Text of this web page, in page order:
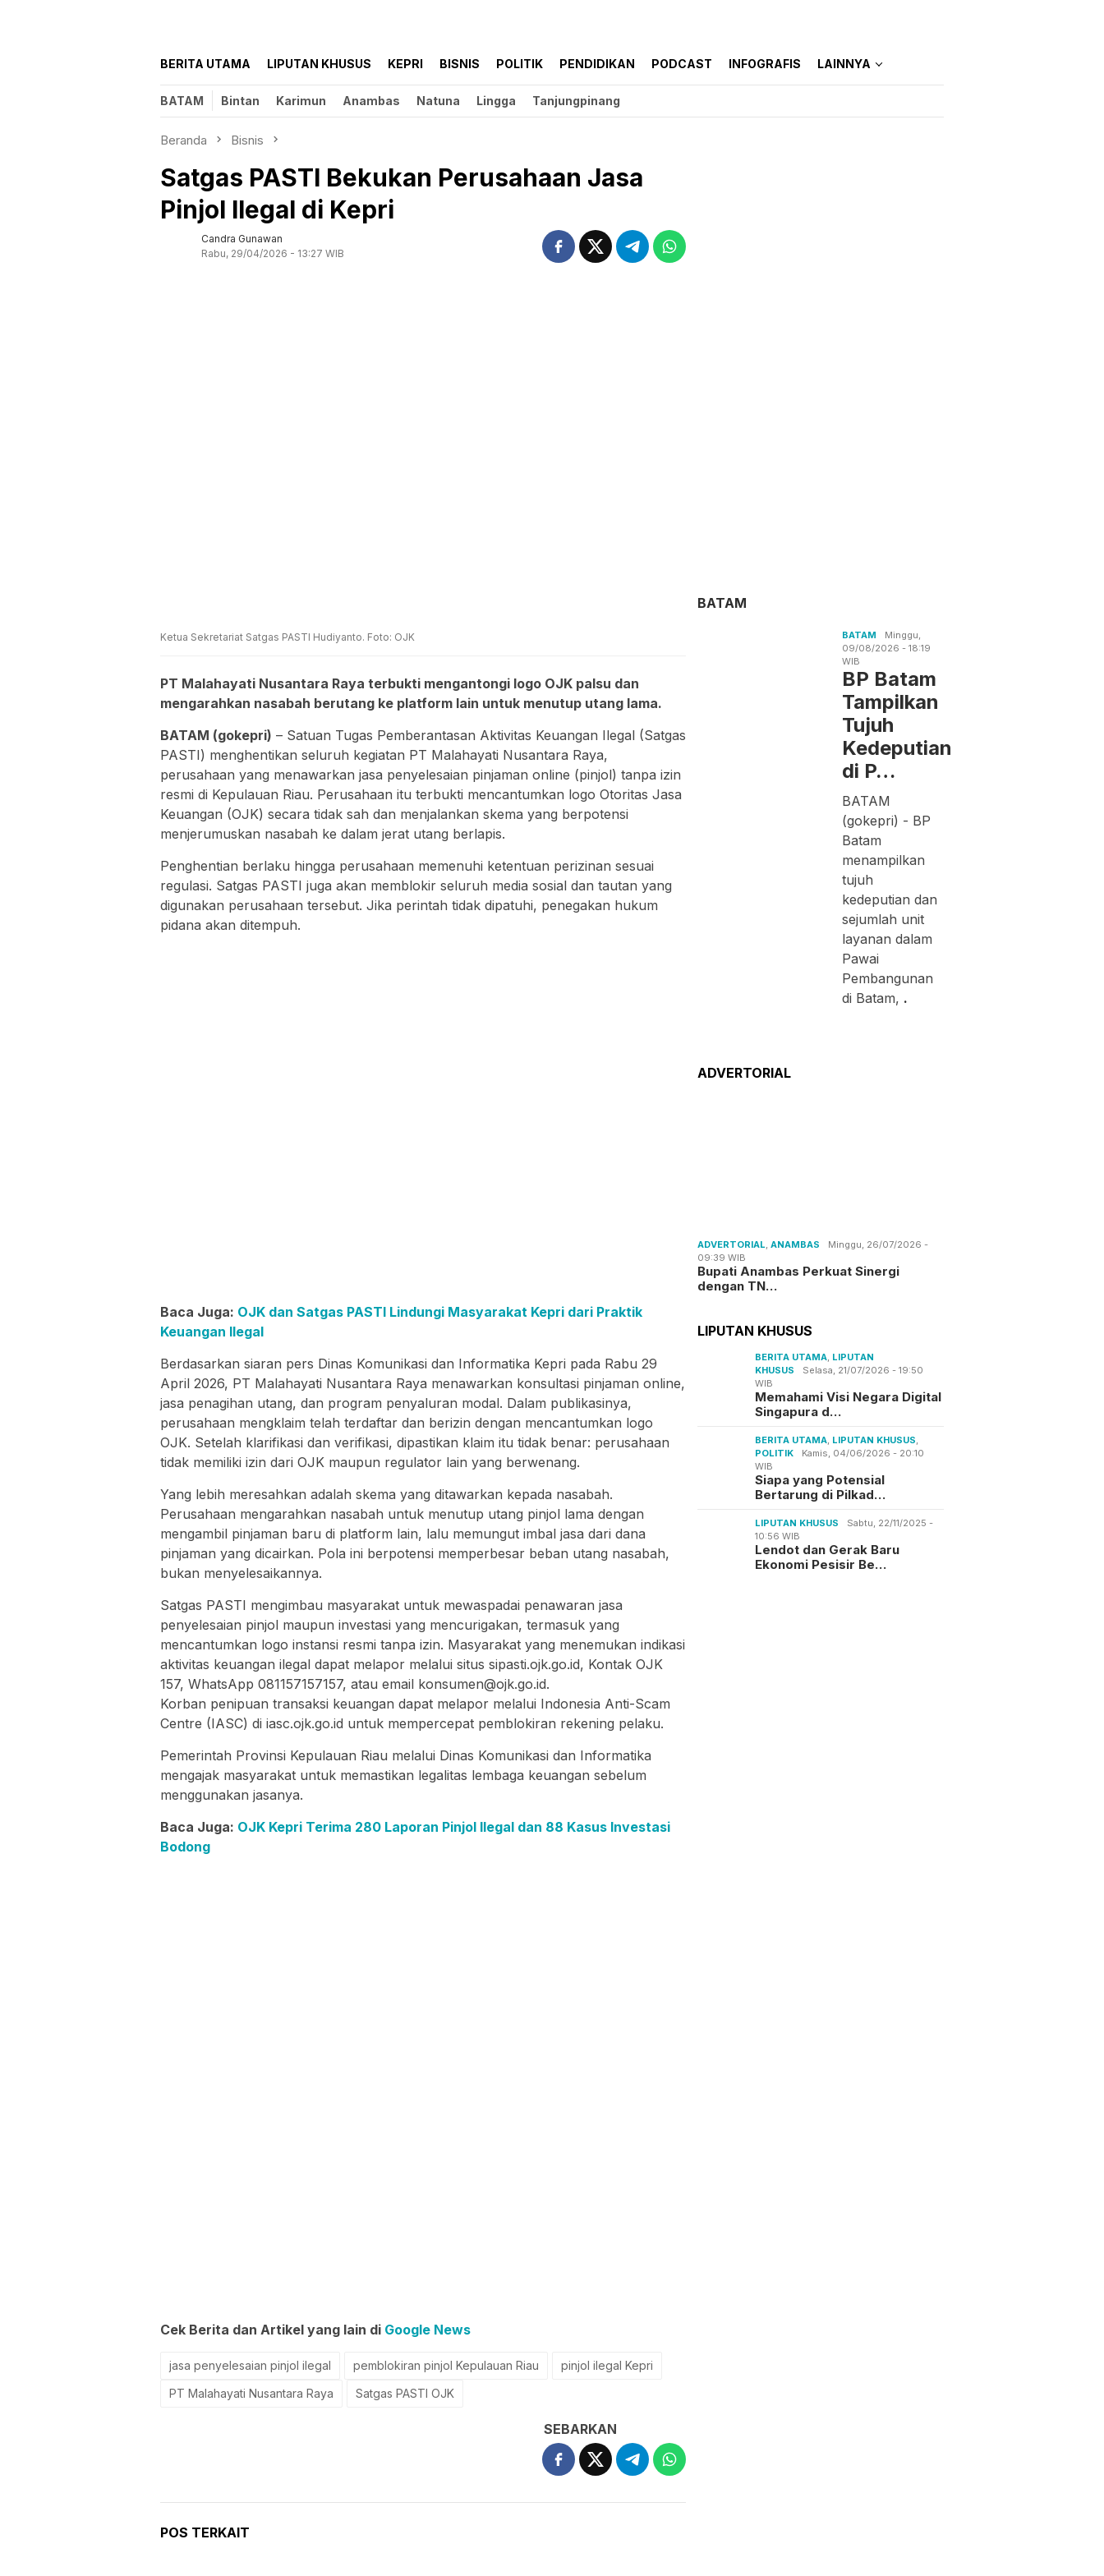
BERITA UTAMA LIPUTAN KHUSUS KEPRI BISNIS POLITIK PENDIDIKAN PODCAST INFOGRAFIS LAINNYA
BATAM Bintan Karimun Anambas Natuna Lingga Tanjungpinang
Beranda Bisnis
Satgas PASTI Bekukan Perusahaan Jasa
Pinjol Ilegal di Kepri
Candra Gunawan
Rabu, 29/04/2026 - 13:27 WIB
Ketua Sekretariat Satgas PASTI Hudiyanto. Foto: OJK
PT Malahayati Nusantara Raya terbukti mengantongi logo OJK palsu dan
mengarahkan nasabah berutang ke platform lain untuk menutup utang lama.
BATAM (gokepri) – Satuan Tugas Pemberantasan Aktivitas Keuangan Ilegal (Satgas
PASTI) menghentikan seluruh kegiatan PT Malahayati Nusantara Raya,
perusahaan yang menawarkan jasa penyelesaian pinjaman online (pinjol) tanpa izin
resmi di Kepulauan Riau. Perusahaan itu terbukti mencantumkan logo Otoritas Jasa
Keuangan (OJK) secara tidak sah dan menjalankan skema yang berpotensi
menjerumuskan nasabah ke dalam jerat utang berlapis.
Penghentian berlaku hingga perusahaan memenuhi ketentuan perizinan sesuai
regulasi. Satgas PASTI juga akan memblokir seluruh media sosial dan tautan yang
digunakan perusahaan tersebut. Jika perintah tidak dipatuhi, penegakan hukum
pidana akan ditempuh.
Baca Juga: OJK dan Satgas PASTI Lindungi Masyarakat Kepri dari Praktik
Keuangan Ilegal
Berdasarkan siaran pers Dinas Komunikasi dan Informatika Kepri pada Rabu 29
April 2026, PT Malahayati Nusantara Raya menawarkan konsultasi pinjaman online,
jasa penagihan utang, dan program penyaluran modal. Dalam publikasinya,
perusahaan mengklaim telah terdaftar dan berizin dengan mencantumkan logo
OJK. Setelah klarifikasi dan verifikasi, dipastikan klaim itu tidak benar: perusahaan
tidak memiliki izin dari OJK maupun regulator lain yang berwenang.
Yang lebih meresahkan adalah skema yang ditawarkan kepada nasabah.
Perusahaan mengarahkan nasabah untuk menutup utang pinjol lama dengan
mengambil pinjaman baru di platform lain, lalu memungut imbal jasa dari dana
pinjaman yang dicairkan. Pola ini berpotensi memperbesar beban utang nasabah,
bukan menyelesaikannya.
Satgas PASTI mengimbau masyarakat untuk mewaspadai penawaran jasa
penyelesaian pinjol maupun investasi yang mencurigakan, termasuk yang
mencantumkan logo instansi resmi tanpa izin. Masyarakat yang menemukan indikasi
aktivitas keuangan ilegal dapat melapor melalui situs sipasti.ojk.go.id, Kontak OJK
157, WhatsApp 081157157157, atau email konsumen@ojk.go.id.
Korban penipuan transaksi keuangan dapat melapor melalui Indonesia Anti-Scam
Centre (IASC) di iasc.ojk.go.id untuk mempercepat pemblokiran rekening pelaku.
Pemerintah Provinsi Kepulauan Riau melalui Dinas Komunikasi dan Informatika
mengajak masyarakat untuk memastikan legalitas lembaga keuangan sebelum
menggunakan jasanya.
Baca Juga: OJK Kepri Terima 280 Laporan Pinjol Ilegal dan 88 Kasus Investasi
Bodong
Cek Berita dan Artikel yang lain di Google News
jasa penyelesaian pinjol ilegal pemblokiran pinjol Kepulauan Riau
pinjol ilegal Kepri
PT Malahayati Nusantara Raya
Satgas PASTI OJK
SEBARKAN
POS TERKAIT
BATAM
BATAM
Minggu,
09/08/2026 - 18:19
WIB
BP Batam
Tampilkan
Tujuh
Kedeputian
di P…
BATAM
(gokepri) - BP
Batam
menampilkan
tujuh
kedeputian dan
sejumlah unit
layanan dalam
Pawai
Pembangunan
di Batam, .
ADVERTORIAL
ADVERTORIAL ,ANAMBAS
Minggu, 26/07/2026 -
09:39 WIB
Bupati Anambas Perkuat Sinergi
dengan TN…
LIPUTAN KHUSUS
BERITA UTAMA LIPUTAN
KHUSUS
Selasa, 21/07/2026 - 19:50
WIB
Memahami Visi Negara Digital
Singapura d…
BERITA UTAMA LIPUTAN KHUSUS
POLITIK
Kamis, 04/06/2026 - 20:10
WIB
Siapa yang Potensial
Bertarung di Pilkad…
LIPUTAN KHUSUS
Sabtu, 22/11/2025 -
10:56 WIB
Lendot dan Gerak Baru
Ekonomi Pesisir Be…